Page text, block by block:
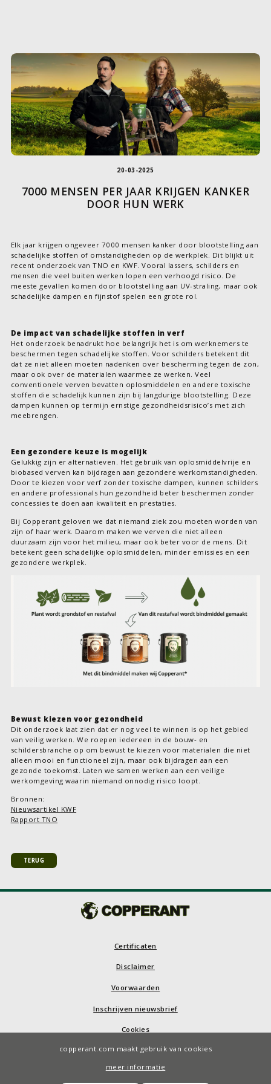
20-03-2025
7000 MENSEN PER JAAR KRIJGEN KANKER
DOOR HUN WERK
Elk jaar krijgen ongeveer 7000 mensen kanker door blootstelling aan
schadelijke stoffen of omstandigheden op de werkplek. Dit blijkt uit
recent onderzoek van TNO en KWF. Vooral lassers, schilders en
mensen die veel buiten werken lopen een verhoogd risico. De
meeste gevallen komen door blootstelling aan UV-straling, maar ook
schadelijke dampen en fijnstof spelen een grote rol.
De impact van schadelijke stoffen in verf
Het onderzoek benadrukt hoe belangrijk het is om werknemers te
beschermen tegen schadelijke stoffen. Voor schilders betekent dit
dat ze niet alleen moeten nadenken over bescherming tegen de zon,
maar ook over de materialen waarmee ze werken. Veel
conventionele verven bevatten oplosmiddelen en andere toxische
stoffen die schadelijk kunnen zijn bij langdurige blootstelling. Deze
dampen kunnen op termijn ernstige gezondheidsrisico’s met zich
meebrengen.
Een gezondere keuze is mogelijk
Gelukkig zijn er alternatieven. Het gebruik van oplosmiddelvrije en
biobased verven kan bijdragen aan gezondere werkomstandigheden.
Door te kiezen voor verf zonder toxische dampen, kunnen schilders
en andere professionals hun gezondheid beter beschermen zonder
concessies te doen aan kwaliteit en prestaties.
Bij Copperant geloven we dat niemand ziek zou moeten worden van
zijn of haar werk. Daarom maken we verven die niet alleen
duurzaam zijn voor het milieu, maar ook beter voor de mens. Dit
betekent geen schadelijke oplosmiddelen, minder emissies en een
gezondere werkplek.
Bewust kiezen voor gezondheid
Dit onderzoek laat zien dat er nog veel te winnen is op het gebied
van veilig werken. We roepen iedereen in de bouw- en
schildersbranche op om bewust te kiezen voor materialen die niet
alleen mooi en functioneel zijn, maar ook bijdragen aan een
gezonde toekomst. Laten we samen werken aan een veilige
werkomgeving waarin niemand onnodig risico loopt.
Bronnen:
Nieuwsartikel KWF
Rapport TNO
TERUG
Certificaten
Disclaimer
Voorwaarden
Inschrijven nieuwsbrief
Cookies
© COPPERANT 2026
copperant.com maakt gebruik van cookies
meer informatie